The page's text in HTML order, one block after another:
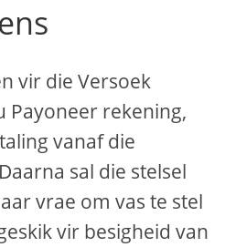
vir die Versoek
Payoneer rekening,
vanaf die
sal die stelsel
vrae om vas te stel
vir besigheid van